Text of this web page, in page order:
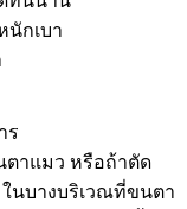
กเบา
ร
าแมว หรือถ้าตัด
นบางบริเวณที่ขนตา